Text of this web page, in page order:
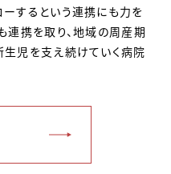
するという連携にも力を
連携を取り、地域の周産期
児を支え続けていく病院